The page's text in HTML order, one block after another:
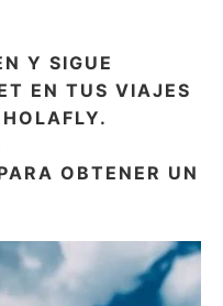
Y SIGUE
EN TUS VIAJES
OBTENER UN